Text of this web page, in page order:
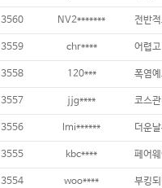
3560 NV2*******
3559 chr**** 어렵
3558 120***
3557 jjg****
3556 lmi******
3555 kbc****
3554 woo**** 부킹